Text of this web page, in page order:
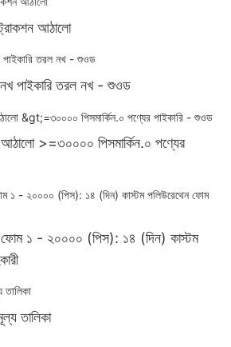
আঠালো
পাইকারি তরল নখ - শুওড
>=৩০০০০ পিসমার্কিন.০ পণ্যের
ফোম ১ - ২০০০০ (পিস): ১৪ (দিন) কাস্টম
তালিকা